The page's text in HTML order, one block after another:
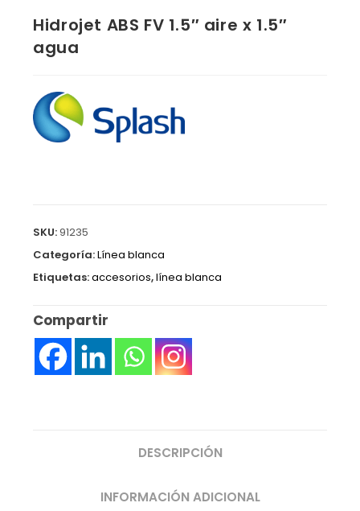
Hidrojet ABS FV 1.5″ aire x 1.5″
agua
SKU:91235
Categoría:Línea blanca
Etiquetas:accesorios,línea blanca
Compartir
DESCRIPCIÓN
INFORMACIÓN ADICIONAL